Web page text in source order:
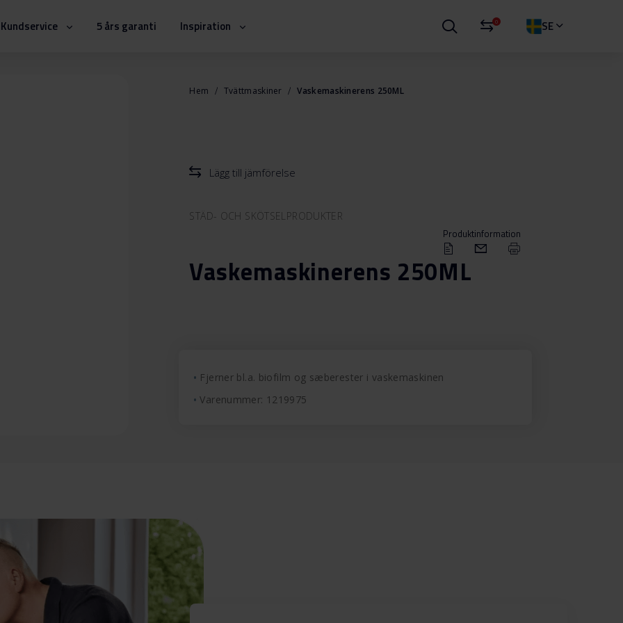
Kundservice 5 års garanti Inspiration 0 SE
Hem Tvättmaskiner Vaskemaskinerens 250ML
Lägg till jämförelse
STÄD- OCH SKÖTSELPRODUKTER
Produktinformation
Vaskemaskinerens 250ML
Fjerner bl.a. biofilm og sæberester i vaskemaskinen
Varenummer: 1219975